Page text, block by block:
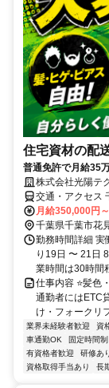
住宅資材の配
普通免許で月給35
株式会社光陽テ
交通・アクセス
ツセンター駅」
月給350,000円
千葉県千葉市花
勤務時間詳細 実
り19日 〜 21日
業時間は30時間
仕事内容 ⭐髪色
通勤者にはETC
け・フォークリ
業界未経験者歓迎 資
車通勤OK
固定時間制
有資格者歓迎
研修あ
資格取得手当あり
長